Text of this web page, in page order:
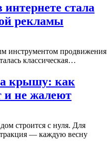
стала
рекламы
инструментом продвижения
классическая…
крышу: как
и не жалеют
строится с нуля. Для
— каждую весну